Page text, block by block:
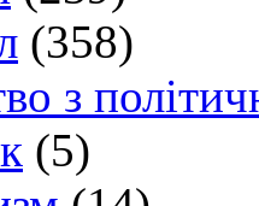
(358)
з
(5)